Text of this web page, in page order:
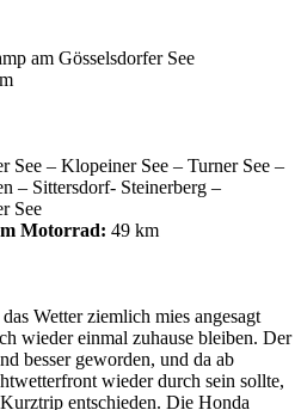
am Gösselsdorfer See
See – Klopeiner See – Turner See –
– Sittersdorf- Steinerberg –
See
Motorrad: 49 km
Wetter ziemlich mies angesagt
wieder einmal zuhause bleiben. Der
besser geworden, und da ab
wieder durch sein sollte,
entschieden. Die Honda